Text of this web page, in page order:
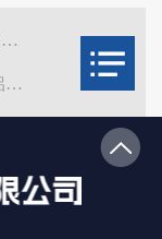
上一篇：一种ZLD205A铝合金圆铸锭生产方法
下一篇: 高效节能短流程连续化铸造铝合金生产工艺